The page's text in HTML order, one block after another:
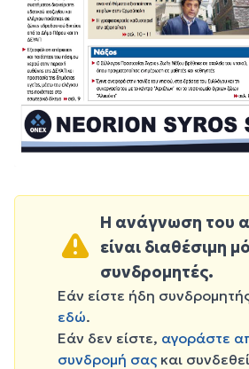
Η ανάγνωση του
είναι διαθέσιμη
συνδρομητές.
Εάν είστε ήδη
εδώ.
Εάν δεν είστε, αγοράστε
συνδρομή σας και